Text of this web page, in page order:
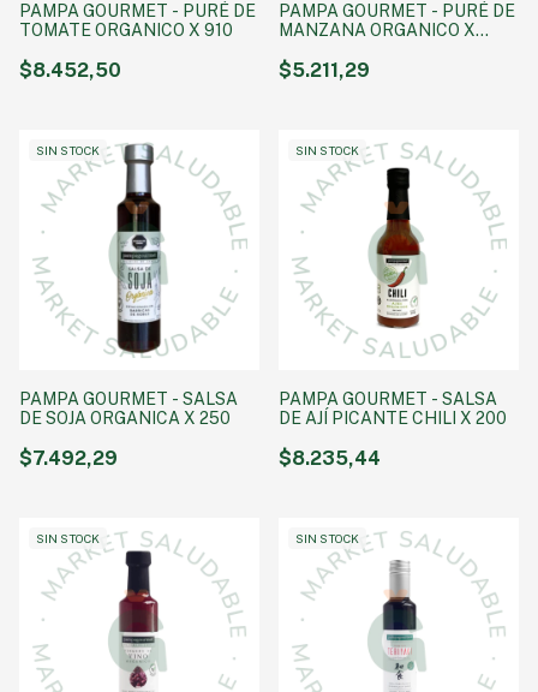
PAMPA GOURMET - PURÉ DE
TOMATE ORGANICO X 910
$8.452,50
PAMPA GOURMET - PURÉ DE
MANZANA ORGANICO X
$5.211,29
SIN STOCK
PAMPA GOURMET - SALSA
DE SOJA ORGANICA X 250
$7.492,29
SIN STOCK
PAMPA GOURMET - SALSA
DE AJÍ PICANTE CHILI X 200
$8.235,44
SIN STOCK SIN STOCK